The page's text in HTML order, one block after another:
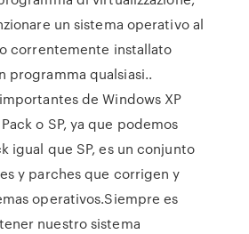
un sistema operativo al
correntemente installato
programma qualsiasi..
de Windows XP
o SP, ya que podemos
igual que SP, es un conjunto
y parches que corrigen y
operativos.Siempre es
nuestro sistema